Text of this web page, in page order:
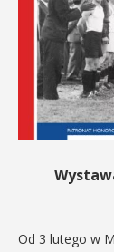
Od 3 lutego w